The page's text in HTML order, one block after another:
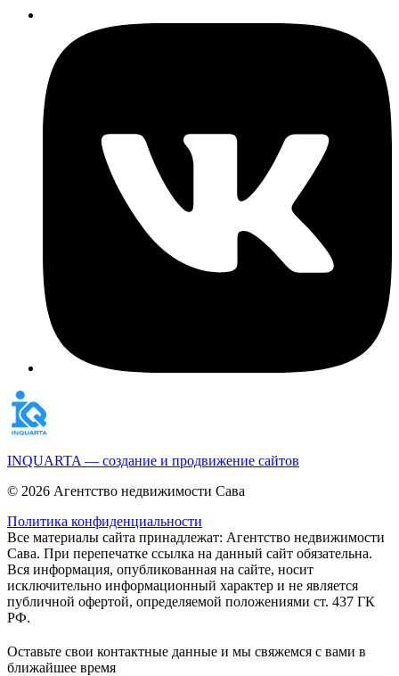
INQUARTA — создание и продвижение сайтов
© 2026 Агентство недвижимости Сава
Политика конфиденциальности
Все материалы сайта принадлежат: Агентство недвижимости
Сава. При перепечатке ссылка на данный сайт обязательна.
Вся информация, опубликованная на сайте, носит
исключительно информационный характер и не является
публичной офертой, определяемой положениями ст. 437 ГК
РФ.
Оставьте свои контактные данные и мы свяжемся с вами в
ближайшее время